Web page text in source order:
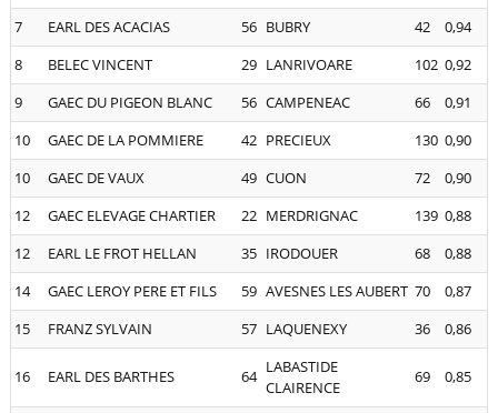
7
EARL DES ACACIAS 56 BUBRY 42
0,94
8
BELEC VINCENT 29 LANRIVOARE 102 0,92
9
GAEC DU PIGEON BLANC 56 CAMPENEAC 66
0,91
10
GAEC DE LA POMMIERE 42 PRECIEUX 130 0,90
10
GAEC DE VAUX 49 CUON 72
0,90
12
GAEC ELEVAGE CHARTIER 22 MERDRIGNAC 139 0,88
12
EARL LE FROT HELLAN 35 IRODOUER 68
0,88
14
GAEC LEROY PERE ET FILS 59 AVESNES LES AUBERT 70
0,87
15
FRANZ SYLVAIN 57 LAQUENEXY 36 0,86
16 EARL DES BARTHES 64 LABASTIDE
CLAIRENCE
69 0,85